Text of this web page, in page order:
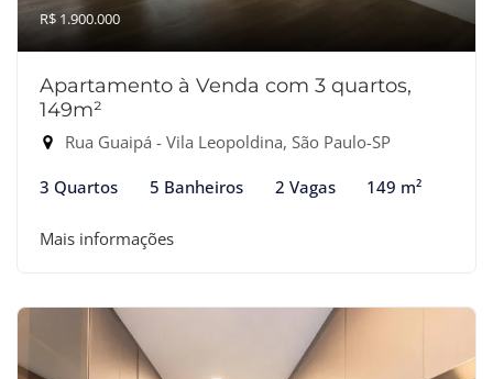
R$ 1.900.000
Apartamento à Venda com 3 quartos,
149m²
Rua Guaipá - Vila Leopoldina, São Paulo-SP
3 Quartos 5 Banheiros 2 Vagas 149 m²
Mais informações